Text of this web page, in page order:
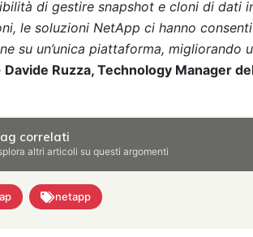
di gestire snapshot e cloni di dati
le soluzioni NetApp ci hanno
su un’unica piattaforma,
Davide Ruzza, Technology Manager
correlati
altri articoli su questi argomenti
netapp